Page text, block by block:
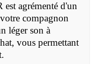
agrémenté d'un
compagnon
léger son à
vous permettant